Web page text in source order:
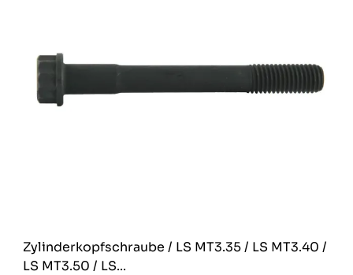
Zylinderkopfschraube / LS MT3.35 / LS MT3.40 /
LS MT3.50 / LS...